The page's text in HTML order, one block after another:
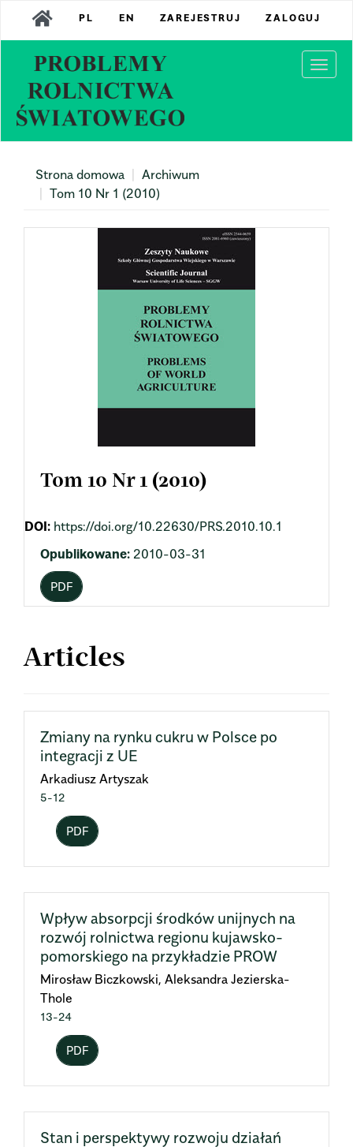
Main
Navigation
Content
Sidebar
PL EN ZAREJESTRUJ ZALOGUJ
Strona domowa
Archiwum
Tom 10 Nr 1 (2010)
Tom 10 Nr 1 (2010)
DOI: https://doi.org/10.22630/PRS.2010.10.1
Opublikowane: 2010-03-31
PDF
Articles
Zmiany na rynku cukru w Polsce po
integracji z UE
Arkadiusz Artyszak
5-12
PDF
Wpływ absorpcji środków unijnych na
rozwój rolnictwa regionu kujawsko-
pomorskiego na przykładzie PROW
Mirosław Biczkowski, Aleksandra Jezierska-
Thole
13-24
PDF
Stan i perspektywy rozwoju działań